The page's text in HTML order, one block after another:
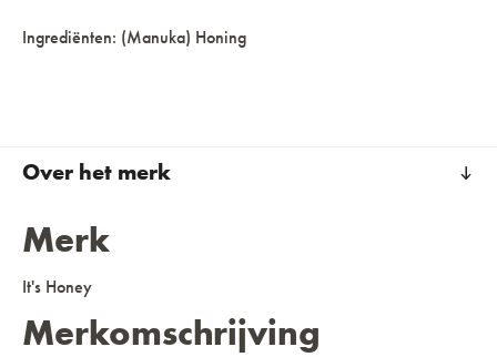
Ingrediënten: (Manuka) Honing
Over het merk
Merk
It's Honey
Merkomschrijving